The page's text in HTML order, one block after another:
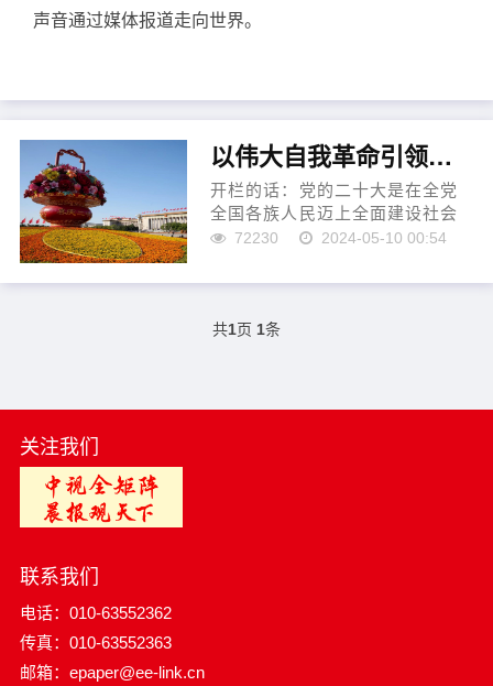
声音通过媒体报道走向世界。
以伟大自我革命引领伟大社会革命
开栏的话：党的二十大是在全党
全国各族人民迈上全面建设社会
主义现代化国家新征程、向第二
召开的一次十分重要的大会，科
事业发展的目标任务和大政方
72230 2024-05-10 00:54
共1页 1条
关注我们
联系我们
电话：010-63552362
传真：010-63552363
邮箱：epaper@ee-link.cn